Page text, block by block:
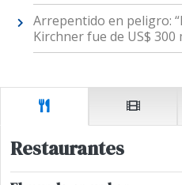
Arrepentido en peligro:
Kirchner fue de US$ 300
Restaurantes